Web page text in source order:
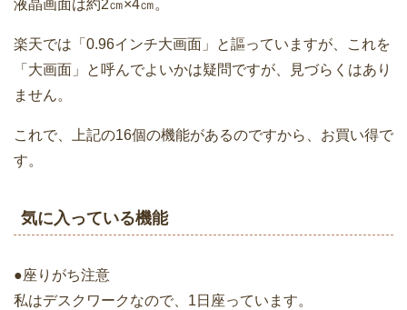
液晶画面は約2㎝×4㎝。
楽天では「0.96インチ大画面」と謳っていますが、これを
「大画面」と呼んでよいかは疑問ですが、見づらくはあり
ません。
これで、上記の16個の機能があるのですから、お買い得で
す。
気に入っている機能
●座りがち注意
私はデスクワークなので、1日座っています。